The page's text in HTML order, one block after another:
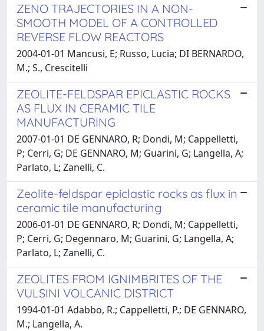
ZENO TRAJECTORIES IN A NON-
SMOOTH MODEL OF A CONTROLLED
REVERSE FLOW REACTORS
2004-01-01 Mancusi, E; Russo, Lucia; DI BERNARDO,
M.; S., Crescitelli
ZEOLITE-FELDSPAR EPICLASTIC ROCKS
AS FLUX IN CERAMIC TILE
MANUFACTURING
2007-01-01 DE GENNARO, R; Dondi, M; Cappelletti,
P; Cerri, G; DE GENNARO, M; Guarini, G; Langella, A;
Parlato, L; Zanelli, C.
Zeolite-feldspar epiclastic rocks as flux in
ceramic tile manufacturing
2006-01-01 DE GENNARO, R; Dondi, M; Cappelletti,
P; Cerri, G; Degennaro, M; Guarini, G; Langella, A;
Parlato, L; Zanelli, C.
ZEOLITES FROM IGNIMBRITES OF THE
VULSINI VOLCANIC DISTRICT
1994-01-01 Adabbo, R.; Cappelletti, P.; DE GENNARO,
M.; Langella, A.